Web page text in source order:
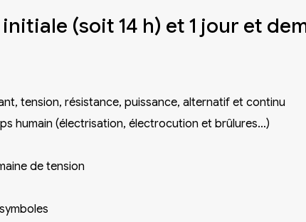
(soit 14 h) et 1 jour et
tension, résistance, puissance, alternatif et continu
humain (électrisation, électrocution et brûlures…)
de tension